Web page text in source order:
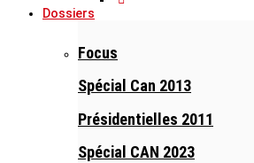
Dossiers
Focus
Spécial Can 2013
Présidentielles 2011
Spécial CAN 2023